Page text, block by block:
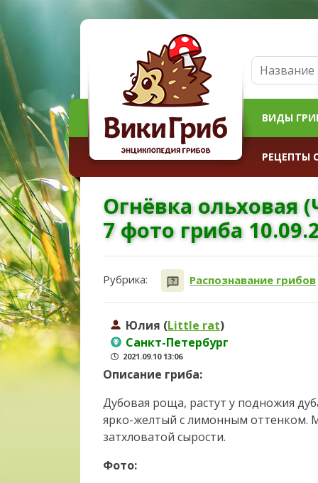
ВИДЫ
РЕЦЕПТЫ
Огнёвка ольховая
7 фото гриба
Рубрика: Распознавание грибов
Юлия (Little rat)
Санкт-Петербург
2021.09.10 13:06
Описание гриба:
Дубовая роща, растут у подножия
ярко-желтый с лимонным оттенком.
затхловатой сырости.
Фото: